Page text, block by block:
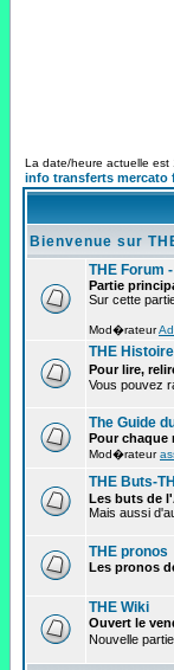
La date/heure actuelle
info transferts mercato
Bienvenue sur
THE Forum
Partie
Sur cette
Mod�rateur
THE Histoire
Pour lire,
Vous pouvez
The Guide
Pour chaque
Mod�rateur
THE Buts-
Les buts de
Mais aussi
THE pronos
Les pronos
THE Wiki
Ouvert le
Nouvelle